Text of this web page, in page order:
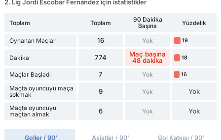
2. Lig Jordi Escobar Fernández için istatistikler
Toplam Toplam
90 Dakika
Başına
Yüzdelik
Oynanan Maçlar 16 Yok 19
Dakika 774
Maç başına
48 dakika
18
Maçlar Başladı 7 Yok 16
Maçta oyuncuyu maça
sokmak
9 Yok Yok
Maçta oyuncuyu
maçtan almak
6 Yok Yok
Goller / 90' Asistler / 90' Gol Katkısı / 90'